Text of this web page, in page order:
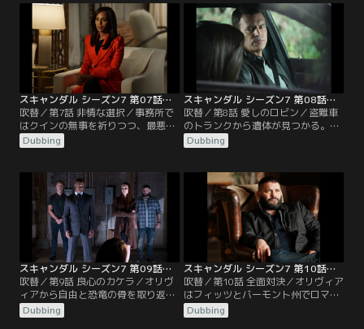
B613について話す。何も知らなかっ
たメリーは、オリヴィアにB613を閉
鎖するように言う。同時にメリー
は、ラシャドを助けるためにバシュ
ランへの軍事介入を画策。ラシャド
がカーティスの…。
渋の決断だったと潔く認め、クイン
が大事にすべきはチャーリーとおな
かの子どもだとくぎを刺す。翌日、
結婚式会場にクインが現われない。
結婚におじけづき逃げ出した可能性
が浮上するが…。
スキャンダル シーズン7 第07話／吹替
吹替／第7話 非情な選択／事務所で
はクインの無事を祈りつつ、最悪の
場合を想定してモルグや病院で身元
不明者を調べる作業が始まる。アビ
ら、今までつかず離れずできたデイ
ヴィッドの存在の大きさを再認識す
る。一方、メリーは核協定の調印式
に向けてインタビューをこなす
日々。そんな中、マーカスがフィッ
ツと進めている…。
Dubbing
スキャンダル シーズン7 第08話／吹替
吹替／第8話 愛しのロビン／盗難車
のトランクから遺体が見つかる。燃
やされていて身元確認はできない
が、トランクから採取された血液や
ックは、クインの死体検案書に記載
されていたヘアピンが、スミソニア
ン博物館からオリヴィアが借り出し
たものだと知る。そんな中、チャー
リーの提案でクインは土葬にはせ
ず…。
Dubbing
スキャンダル シーズン7 第09話／吹替
吹替／第9話 良心のカケラ／オリヴ
ィアから自由と恐竜の骨を取り返す
ために、クインを拉致したローワ
ン。しかし、オリヴィアがすぐに取
Dubbing
スキャンダル シーズン7 第10話／吹替
吹替／第10話 全面対決／オリヴィア
はフィッツとバーモント州でロマン
ティックな週末を過ごすつもりだっ
たが、そこにはハックやアビーの姿
Dubbing